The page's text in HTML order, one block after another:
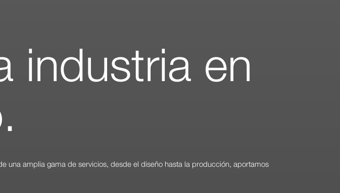
industria en
una amplia gama de servicios, desde el diseño hasta la producción, aportamos